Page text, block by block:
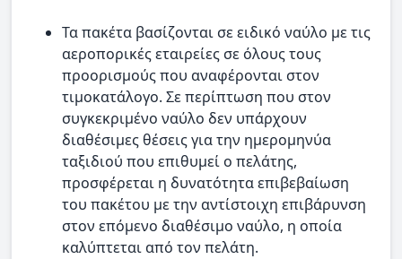
Τα πακέτα βασίζονται σε ειδικό ναύλο με τις
αεροπορικές εταιρείες σε όλους τους
προορισμούς που αναφέρονται στον
τιμοκατάλογο. Σε περίπτωση που στον
συγκεκριμένο ναύλο δεν υπάρχουν
διαθέσιμες θέσεις για την ημερομηνύα
ταξιδιού που επιθυμεί ο πελάτης,
προσφέρεται η δυνατότητα επιβεβαίωση
του πακέτου με την αντίστοιχη επιβάρυνση
στον επόμενο διαθέσιμο ναύλο, η οποία
καλύπτεται από τον πελάτη.